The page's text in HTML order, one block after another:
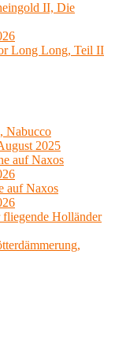
II, Die
Long Long, Teil II
Nabucco
2025
auf Naxos
auf Naxos
Holländer